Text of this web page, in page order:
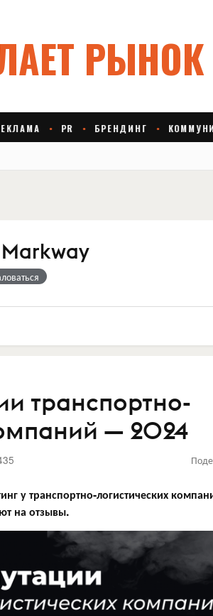
транспортно-
— 2024
у транспортно-логистических
на отзывы.